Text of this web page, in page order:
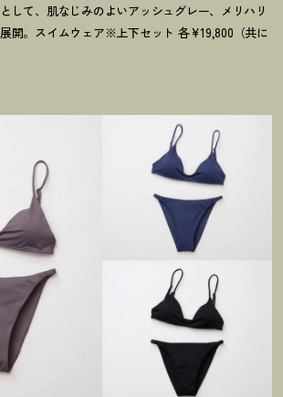
して、肌なじみのよいアッシュグレー、メリハリ
開。スイムウェア※上下セット 各¥19,800（共に